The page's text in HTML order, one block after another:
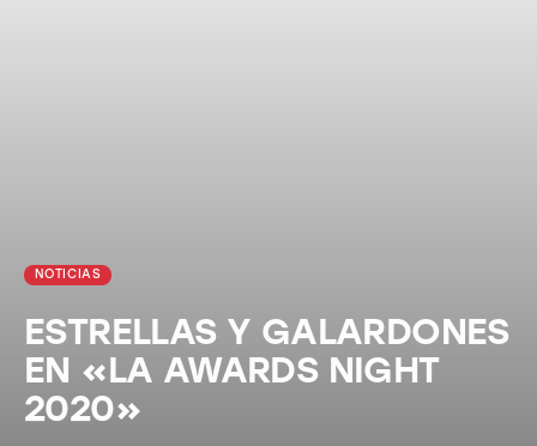
NOTICIAS
ESTRELLAS Y GALARDONES
EN «LA AWARDS NIGHT
2020»